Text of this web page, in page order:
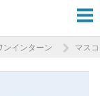
ンインターン マス